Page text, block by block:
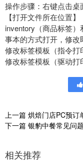
操作步骤：右键点击
【打开文件所在位置
inventory（商品标签
事本的方式打开，修改
修改标签模板（指令打
修改标签模板（驱动打
上一篇 烘焙门店PC预订
下一篇 银豹中餐常见问
相关推荐